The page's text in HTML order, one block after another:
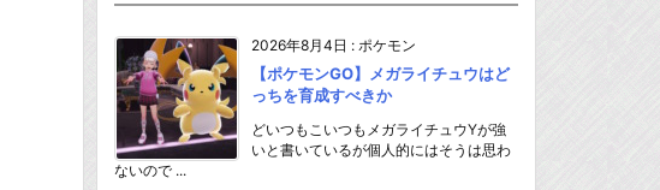
2026年8月4日 : ポケモン
【ポケモンGO】メガライチュウはど
っちを育成すべきか
どいつもこいつもメガライチュウYが強
いと書いているが個人的にはそうは思わ
ないので ...